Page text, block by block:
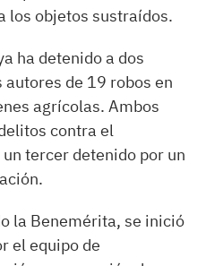
los objetos sustraídos.
ha detenido a dos
de 19 robos en
agrícolas. Ambos
contra el
tercer detenido por un
la Benemérita, se inició
el equipo de